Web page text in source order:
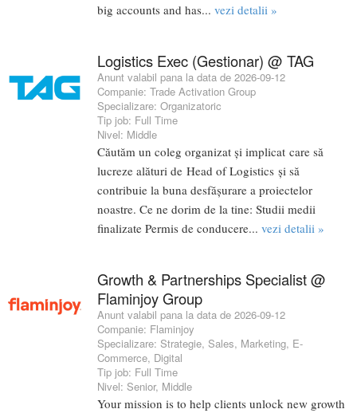
big accounts and has... vezi detalii »
Logistics Exec (Gestionar) @ TAG
Anunt valabil pana la data de 2026-09-12
Companie: Trade Activation Group
Specializare: Organizatoric
Tip job: Full Time
Nivel: Middle
Căutăm un coleg organizat și implicat care să
lucreze alături de Head of Logistics și să
contribuie la buna desfășurare a proiectelor
noastre. Ce ne dorim de la tine: Studii medii
finalizate Permis de conducere... vezi detalii »
Growth & Partnerships Specialist @
Flaminjoy Group
Anunt valabil pana la data de 2026-09-12
Companie: Flaminjoy
Specializare: Strategie, Sales, Marketing, E-
Commerce, Digital
Tip job: Full Time
Nivel: Senior, Middle
Your mission is to help clients unlock new growth